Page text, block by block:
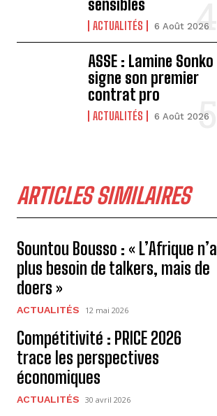
sensibles
ACTUALITÉS 6 Août 2026
ASSE : Lamine Sonko
signe son premier
contrat pro
ACTUALITÉS 6 Août 2026
ARTICLES SIMILAIRES
Sountou Bousso : « L’Afrique n’a
plus besoin de talkers, mais de
doers »
ACTUALITÉS 12 mai 2026
Compétitivité : PRICE 2026
trace les perspectives
économiques
ACTUALITÉS 30 avril 2026